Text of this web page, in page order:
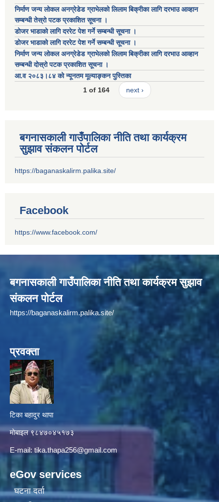
निर्माण जन्य लोकल अनग्रेडेड ग्राभेलको लिलाम बिक्रीका लागि दरभाउ आव्हान
सम्बन्धी तेस्रो पटक प्रकाशित सूचना ।
डाेजर भाडाकाे लागि दररेट पेश गर्ने सम्बन्धी सूचना ।
डाेजर भाडाकाे लागि दररेट पेश गर्ने सम्बन्धी सूचना ।
निर्माण जन्य लोकल अनग्रेडेड ग्राभेलको लिलाम बिक्रीका लागि दरभाउ आव्हान
सम्बन्धी दोस्रो पटक प्रकाशित सूचना ।
आ.व २०८३।८४ को न्यूनतम मूल्याङ्कन पुस्तिका
1 of 164
next ›
बगनासकाली गाउँपालिका नीति तथा कार्यक्रम
सुझाव संकलन पोर्टल
https://baganaskalirm.palika.site/
Facebook
https://www.facebook.com/
बगनासकाली गाउँपालिका नीति तथा कार्यक्रम सुझाव
संकलन पोर्टल
https://baganaskalirm.palika.site/
प्रवक्ता
टिका बहादुर थापा
माे‍बाइल ९८४७०४५१७३
E-mail: tika.thapa256@gmail.com
eGov services
घटना दर्ता